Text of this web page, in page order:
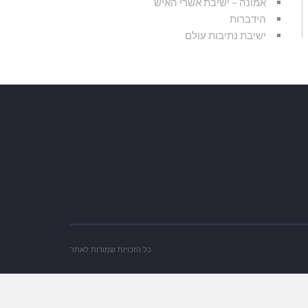
הידברות
ישיבת נתיבות עולם
כל הזכויות שמורות לאתר